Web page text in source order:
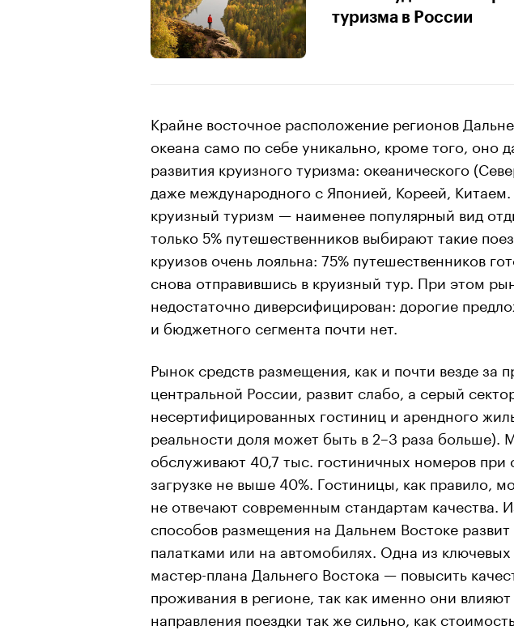
туризма в России
Крайне восточное расположение регионов
океана само по себе уникально, кроме того, оно
развития круизного туризма: океанического
даже международного с Японией, Кореей,
круизный туризм — наименее популярный вид
только 5% путешественников выбирают такие
круизов очень лояльна: 75% путешественников
снова отправившись в круизный тур. При этом
недостаточно диверсифицирован: дорогие
и бюджетного сегмента почти нет.
Рынок средств размещения, как и почти везде за
центральной России, развит слабо, а серый
несертифицированных гостиниц и арендного
реальности доля может быть в 2–3 раза больше).
обслуживают 40,7 тыс. гостиничных номеров при
загрузке не выше 40%. Гостиницы, как правило,
не отвечают современным стандартам качества.
способов размещения на Дальнем Востоке
палатками или на автомобилях. Одна из
мастер-плана Дальнего Востока — повысить
проживания в регионе, так как именно они
направления поездки так же сильно, как